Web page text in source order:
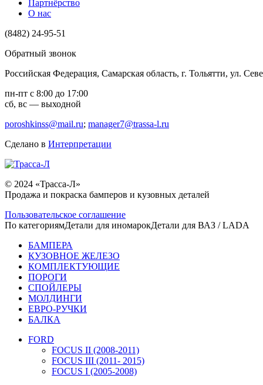
Партнёрство
О нас
(8482) 24-95-51
Обратный звонок
Российская Федерация, Самарская область, г. Тольятти, ул.
пн-пт с 8:00 до 17:00
сб, вс — выходной
poroshkinss@mail.ru; manager7@trassa-l.ru
Сделано в Интерпретации
© 2024 «Трасса-Л»
Продажа и покраска бамперов и кузовных деталей
Пользовательское соглашение
По категориямДетали для иномарокДетали для ВАЗ / LADA
БАМПЕРА
КУЗОВНОЕ ЖЕЛЕЗО
КОМПЛЕКТУЮЩИЕ
ПОРОГИ
СПОЙЛЕРЫ
МОЛДИНГИ
ЕВРО-РУЧКИ
БАЛКА
FORD
FOCUS II (2008-2011)
FOCUS III (2011- 2015)
FOCUS I (2005-2008)